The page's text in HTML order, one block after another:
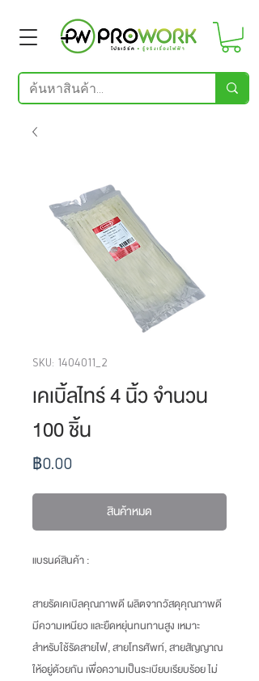
SKU: 1404011_2
เคเบิ้ลไทร์ 4 นิ้ว จำนวน
100 ชิ้น
฿0.00ราคา
สินค้าหมด
แบรนด์สินค้า :
สายรัดเคเบิลคุณภาพดี ผลิตจากวัสดุคุณภาพดี
มีความเหนียว และยืดหยุ่นทนทานสูง เหมาะ
สำหรับใช้รัดสายไฟ, สายโทรศัพท์, สายสัญญาณ
ให้อยู่ด้วยกัน เพื่อความเป็นระเบียบเรียบร้อย ไม่